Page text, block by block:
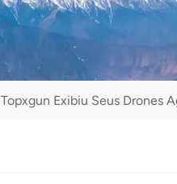
Topxgun Exibiu Seus Drones